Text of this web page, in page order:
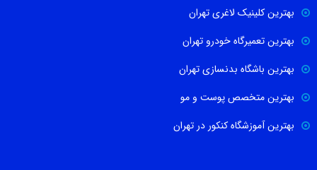
بهترین کلینیک لاغری تهران
بهترین تعمیرگاه خودرو تهران
بهترین باشگاه بدنسازی تهران
بهترین متخصص پوست و مو
بهترین آموزشگاه کنکور در تهران